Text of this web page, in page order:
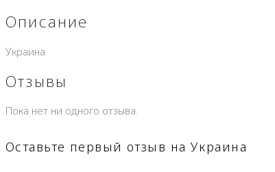
Описание
Украина
Отзывы
Пока нет ни одного отзыва.
Оставьте первый отзыв на Украина